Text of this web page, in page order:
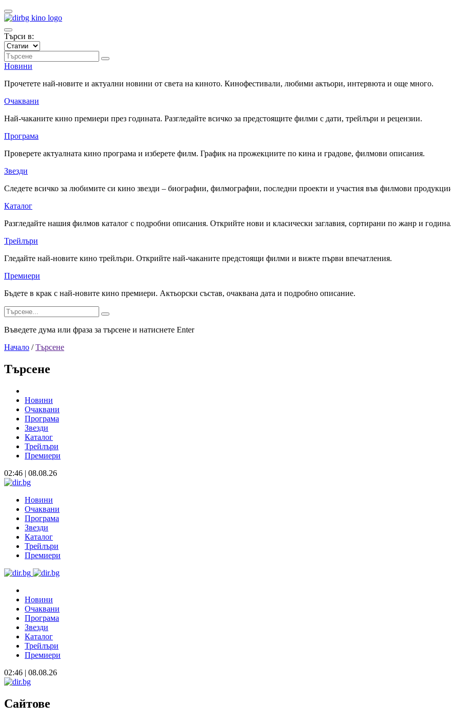
Търси в:
Новини
Прочетете най-новите и актуални новини от света на киното. Кинофестивали, любими актьори, интервюта и още много.
Очаквани
Най-чаканите кино премиери през годината. Разгледайте всичко за предстоящите филми с дати, трейлъри и рецензии.
Програма
Проверете актуалната кино програма и изберете филм. График на прожекциите по кина и градове, филмови описания.
Звезди
Следете всичко за любимите си кино звезди – биографии, филмографии, последни проекти и участия във филмови
Каталог
Разгледайте нашия филмов каталог с подробни описания. Открийте нови и класически заглавия, сортирани по жанр и година.
Трейлъри
Гледайте най-новите кино трейлъри. Открийте най-чаканите предстоящи филми и вижте първи впечатления.
Премиери
Бъдете в крак с най-новите кино премиери. Актьорски състав, очаквана дата и подробно описание.
Въведете дума или фраза за търсене и натиснете Enter
Начало / Търсене
Търсене
Новини
Очаквани
Програма
Звезди
Каталог
Трейлъри
Премиери
02:46 | 08.08.26
Новини
Очаквани
Програма
Звезди
Каталог
Трейлъри
Премиери
Новини
Очаквани
Програма
Звезди
Каталог
Трейлъри
Премиери
02:46 | 08.08.26
Сайтове